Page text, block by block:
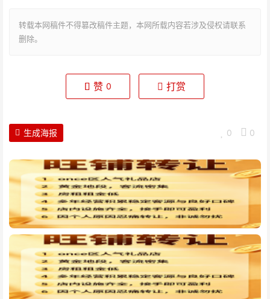
转载本网稿件不得篡改稿件主题，本网所载内容若涉及侵权请联系
删除。
赞 0 打赏
0 0
生成海报